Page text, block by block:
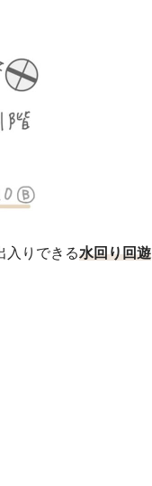
入りできる水回り回遊